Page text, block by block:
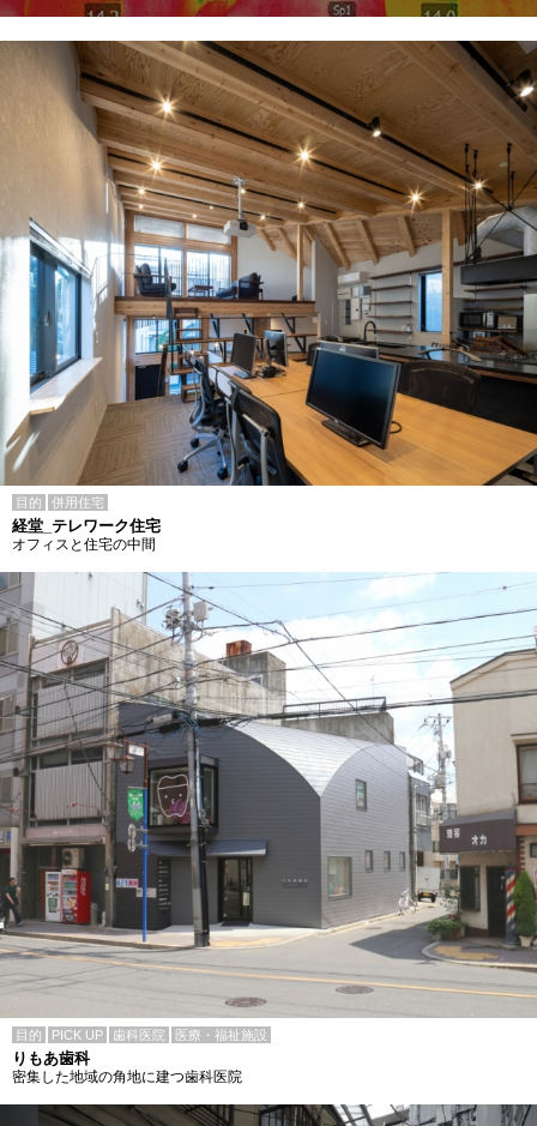
目的 併用住宅
経堂_テレワーク住宅
オフィスと住宅の中間
目的 PICK UP 歯科医院 医療・福祉施設
りもあ歯科
密集した地域の角地に建つ歯科医院